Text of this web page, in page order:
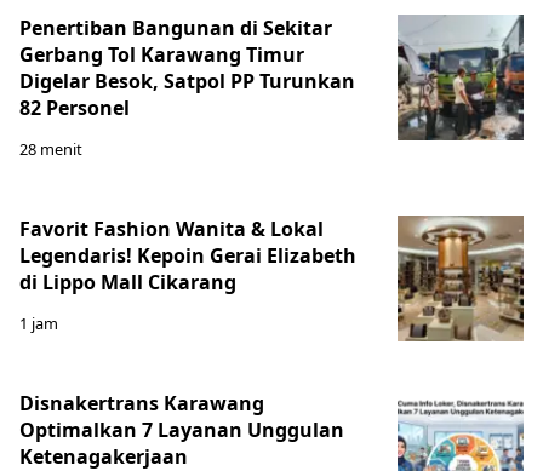
Penertiban Bangunan di Sekitar
Gerbang Tol Karawang Timur
Digelar Besok, Satpol PP Turunkan
82 Personel
28 menit
Favorit Fashion Wanita & Lokal
Legendaris! Kepoin Gerai Elizabeth
di Lippo Mall Cikarang
1 jam
Disnakertrans Karawang
Optimalkan 7 Layanan Unggulan
Ketenagakerjaan